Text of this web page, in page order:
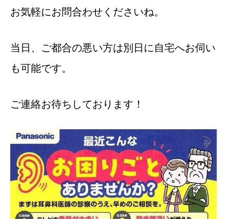
お気軽にお問合わせくださいね。
当日、ご都合の悪い方は別日に自宅へお伺い
も可能です。
ご連絡お待ちしております！